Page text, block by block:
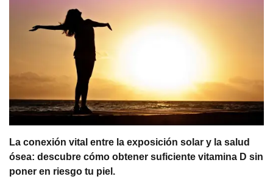
La conexión vital entre la exposición solar y la salud
ósea: descubre cómo obtener suficiente vitamina D sin
poner en riesgo tu piel.